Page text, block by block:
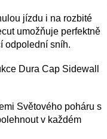
jízdu i na rozbité
umožňuje perfektně
odpolední sníh.
Dura Cap Sidewall
Světového poháru s
v každém